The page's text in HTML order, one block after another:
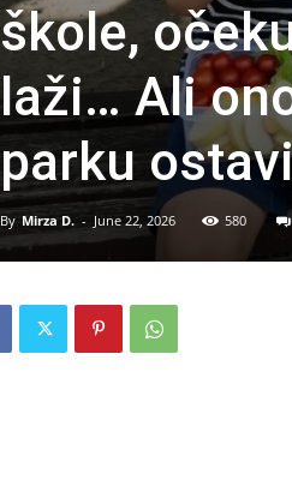
škole,
laži… Ali
parku
By Mirza D. - June 22, 2026 580